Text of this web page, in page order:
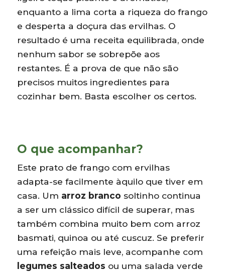
enquanto a lima corta a riqueza do frango
e desperta a doçura das ervilhas. O
resultado é uma receita equilibrada, onde
nenhum sabor se sobrepõe aos
restantes. É a prova de que não são
precisos muitos ingredientes para
cozinhar bem. Basta escolher os certos.
O que acompanhar?
Este prato de frango com ervilhas
adapta-se facilmente àquilo que tiver em
casa. Um arroz branco soltinho continua
a ser um clássico difícil de superar, mas
também combina muito bem com arroz
basmati, quinoa ou até cuscuz. Se preferir
uma refeição mais leve, acompanhe com
legumes salteados ou uma salada verde